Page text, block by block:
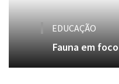
EDUCAÇÃO
Fauna em foco